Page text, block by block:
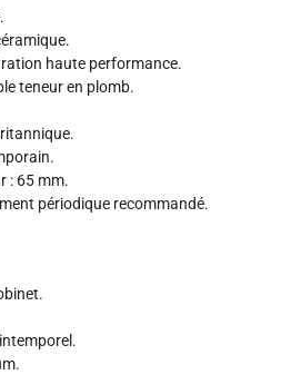
haute performance.
teneur en plomb.
: 65 mm.
périodique recommandé.